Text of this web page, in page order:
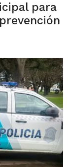
para